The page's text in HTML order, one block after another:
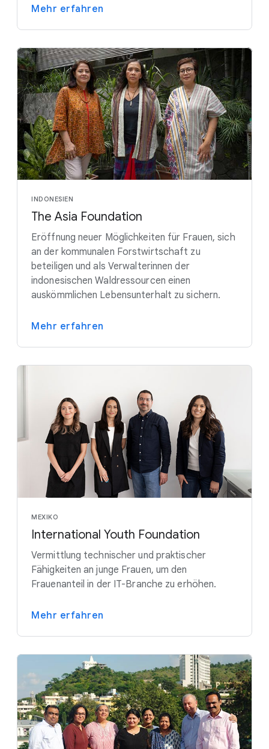
Mehr erfahren
INDONESIEN
The Asia Foundation
Eröffnung neuer Möglichkeiten für Frauen, sich
an der kommunalen Forstwirtschaft zu
beteiligen und als Verwalterinnen der
indonesischen Waldressourcen einen
auskömmlichen Lebensunterhalt zu sichern.
Mehr erfahren
MEXIKO
International Youth Foundation
Vermittlung technischer und praktischer
Fähigkeiten an junge Frauen, um den
Frauenanteil in der IT-Branche zu erhöhen.
Mehr erfahren